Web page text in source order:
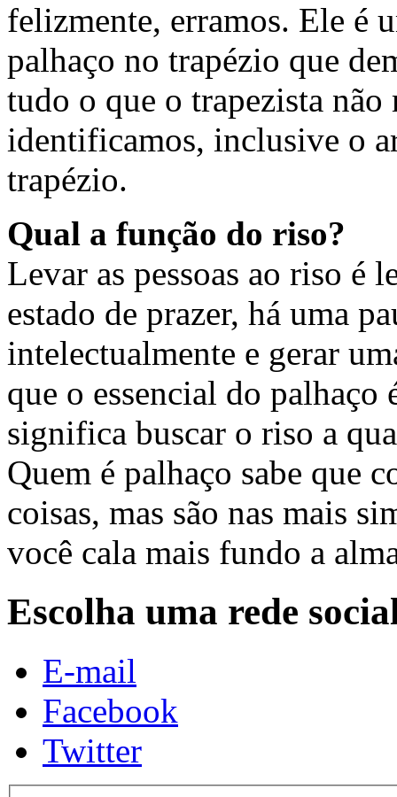
felizmente, erramos. Ele é
palhaço no trapézio que
tudo o que o trapezista
identificamos, inclusive o
trapézio.
Qual a função do riso?
Levar as pessoas ao riso é
estado de prazer, há uma
intelectualmente e gerar
que o essencial do palhaço
significa buscar o riso a
Quem é palhaço sabe que
coisas, mas são nas mais
você cala mais fundo a
Escolha uma rede
E-mail
Facebook
Twitter